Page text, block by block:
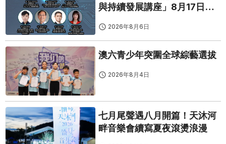
與持續發展講座」8月17日免
2026年8月6日
澳六青少年突圍全球綜藝選拔
2026年8月4日
七月尾聲遇八月開篇！天沐河
畔音樂會續寫夏夜滾燙浪漫